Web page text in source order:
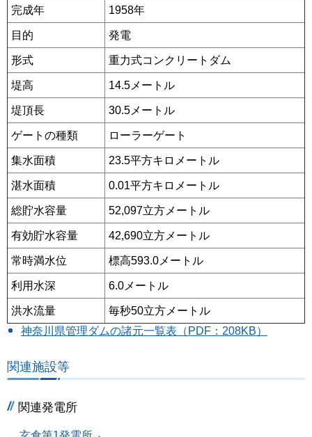
完成年 1958年
目的 発電
形式 重力式コンクリートダム
堤高 14.5メートル
堤頂長 30.5メートル
ゲートの種類 ローラーゲート
集水面積 23.5平方キロメートル
湛水面積 0.01平方キロメートル
総貯水容量 52,097立方メートル
有効貯水容量 42,690立方メートル
常時満水位 標高593.0メートル
利用水深 6.0メートル
洪水流量
毎秒50立方メートル
神奈川県管理ダムの諸元一覧表（PDF：208KB）
関連施設等
関連発電所